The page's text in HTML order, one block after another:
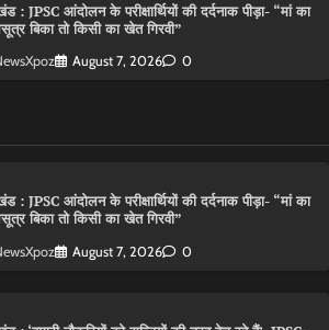
: JPSC आंदोलन के परीक्षार्थियों की दर्दनाक पीड़ा- “मां का
बिका तो किसी का खेत गिरवी”
August 7, 2026 0
: JPSC आंदोलन के परीक्षार्थियों की दर्दनाक पीड़ा- “मां का
बिका तो किसी का खेत गिरवी”
August 7, 2026 0